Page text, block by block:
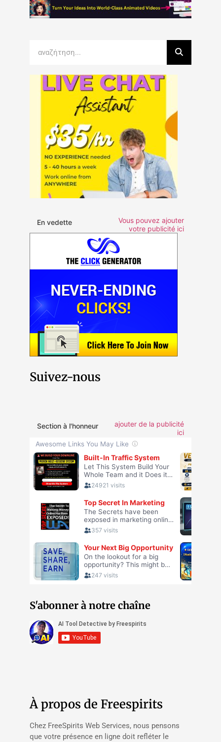
En vedette
Vous pouvez ajouter
votre publicité ici
Suivez-nous
Section à l'honneur
ajouter de la publicité
ici
S'abonner à notre chaîne
À propos de Freespirits
Chez FreeSpirits Web Services, nous pensons
que votre présence en ligne doit refléter le